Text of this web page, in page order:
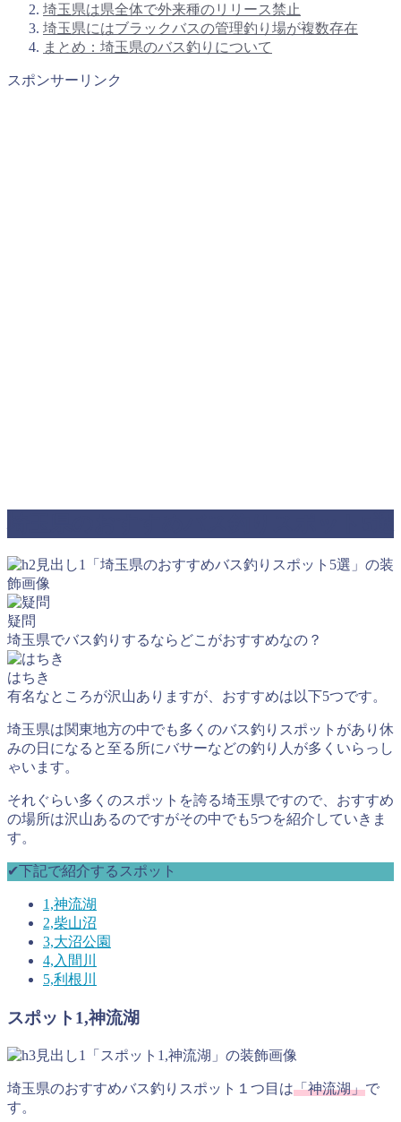
埼玉県は県全体で外来種のリリース禁止
埼玉県にはブラックバスの管理釣り場が複数存在
まとめ：埼玉県のバス釣りについて
スポンサーリンク
疑問
埼玉県でバス釣りするならどこがおすすめなの？
はちき
有名なところが沢山ありますが、おすすめは以下5つです。
埼玉県は関東地方の中でも多くのバス釣りスポットがあり休
みの日になると至る所にバサーなどの釣り人が多くいらっし
ゃいます。
それぐらい多くのスポットを誇る埼玉県ですので、おすすめ
の場所は沢山あるのですがその中でも5つを紹介していきま
す。
✔︎下記で紹介するスポット
1,神流湖
2,柴山沼
3,大沼公園
4,入間川
5,利根川
スポット1,神流湖
埼玉県のおすすめバス釣りスポット１つ目は「神流湖」で
す。